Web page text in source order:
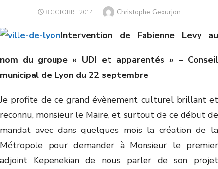
8 OCTOBRE 2014 Christophe Geourjon
Intervention de Fabienne Levy au
nom du groupe « UDI et apparentés » – Conseil
municipal de Lyon du 22 septembre
Je profite de ce grand évènement culturel brillant et
reconnu, monsieur le Maire, et surtout de ce début de
mandat avec dans quelques mois la création de la
Métropole pour demander à Monsieur le premier
adjoint Kepenekian de nous parler de son projet